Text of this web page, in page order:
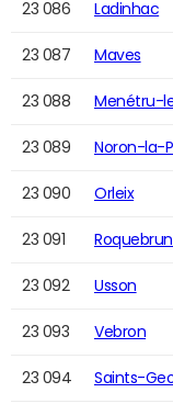
23 086 Ladinhac
23 087 Maves
23 088 Menétru-
23 089 Noron-la-
23 090 Orleix
23 091
23 092 Usson
23 093 Vebron
23 094 Saints-